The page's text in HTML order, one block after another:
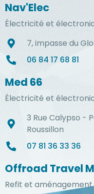
Nav'Elec
Électricité et
7, impasse du
06 84 17 68 81
Med 66
Électricité et
3 Rue Calypso -
Roussillon
07 81 36 33 36
Offroad Travel
Refit et